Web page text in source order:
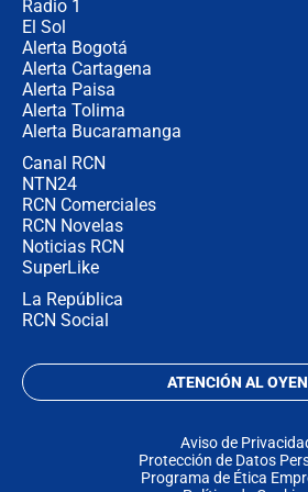
Radio 1
El Sol
Alerta Bogotá
Alerta Cartagena
Alerta Paisa
Alerta Tolima
Alerta Bucaramanga
Canal RCN
NTN24
RCN Comerciales
RCN Novelas
Noticias RCN
SuperLike
La República
RCN Social
ATENCIÓN AL
Aviso de
Protección de Datos
Programa de Ética